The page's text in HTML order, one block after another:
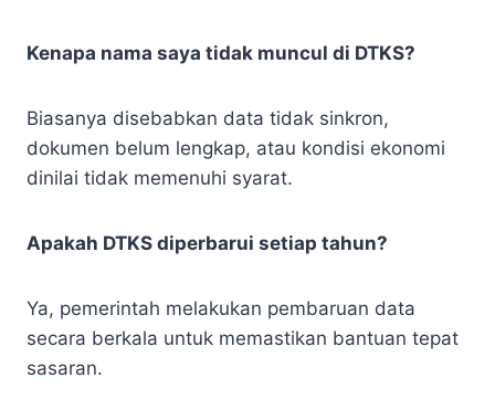
Kenapa nama saya tidak muncul di DTKS?
Biasanya disebabkan data tidak sinkron,
dokumen belum lengkap, atau kondisi ekonomi
dinilai tidak memenuhi syarat.
Apakah DTKS diperbarui setiap tahun?
Ya, pemerintah melakukan pembaruan data
secara berkala untuk memastikan bantuan tepat
sasaran.